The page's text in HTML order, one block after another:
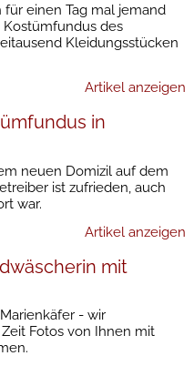
einen Tag mal jemand
des
Kleidungsstücken
Artikel anzeigen
in
neuen Domizil auf dem
ist zufrieden, auch
war.
Artikel anzeigen
mit
- wir
Fotos von Ihnen mit